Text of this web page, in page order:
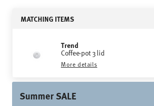
MATCHING ITEMS
Trend
Coffee-pot 3 lid
More details
Summer SALE